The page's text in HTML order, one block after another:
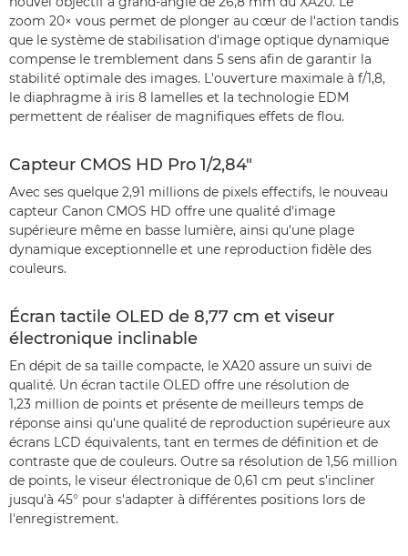
zoom 20× vous permet de plonger au cœur de l'action tandis
que le système de stabilisation d'image optique dynamique
compense le tremblement dans 5 sens afin de garantir la
stabilité optimale des images. L'ouverture maximale à f/1,8,
le diaphragme à iris 8 lamelles et la technologie EDM
permettent de réaliser de magnifiques effets de flou.
Capteur CMOS HD Pro 1/2,84"
Avec ses quelque 2,91 millions de pixels effectifs, le nouveau
capteur Canon CMOS HD offre une qualité d'image
supérieure même en basse lumière, ainsi qu'une plage
dynamique exceptionnelle et une reproduction fidèle des
couleurs.
Écran tactile OLED de 8,77 cm et viseur
électronique inclinable
En dépit de sa taille compacte, le XA20 assure un suivi de
qualité. Un écran tactile OLED offre une résolution de
1,23 million de points et présente de meilleurs temps de
réponse ainsi qu'une qualité de reproduction supérieure aux
écrans LCD équivalents, tant en termes de définition et de
contraste que de couleurs. Outre sa résolution de 1,56 million
de points, le viseur électronique de 0,61 cm peut s'incliner
jusqu'à 45° pour s'adapter à différentes positions lors de
l'enregistrement.